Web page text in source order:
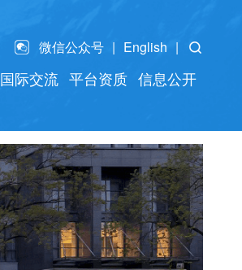
微信公众号 English
国际交流 平台资质 信息公开